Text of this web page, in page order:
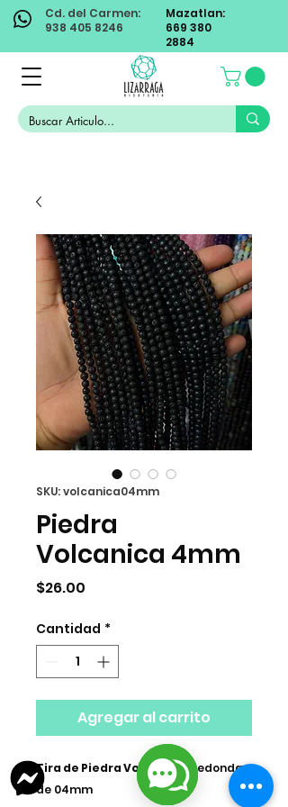
Cd. del Carmen:
938 405 8246
Mazatlan:
669 380
2884
SKU: volcanica04mm
Piedra
Volcanica 4mm
$26.00
Cantidad *
Agregar al carrito
Tira de Piedra Volcanica, redonda
de 04mm